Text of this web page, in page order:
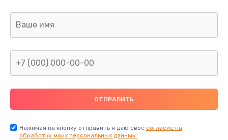
Заказать
Замена аудио-разъема
540 руб.
Заказать
Нажимая на кнопку отправить я даю свое согласие на
обработку моих персональных данных.